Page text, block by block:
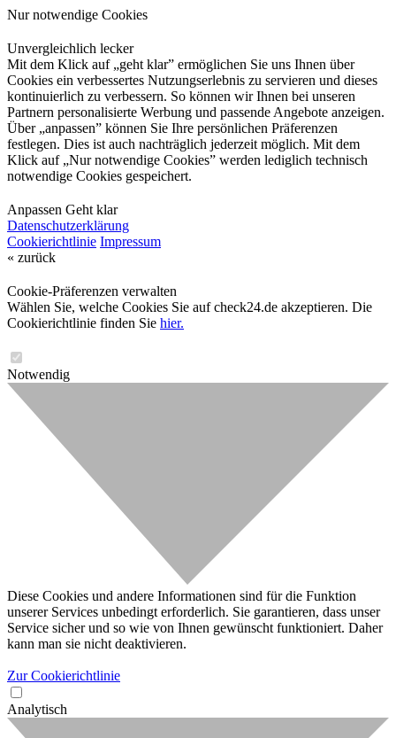
Nur notwendige Cookies
Unvergleichlich lecker
Mit dem Klick auf „geht klar” ermöglichen Sie uns Ihnen über
Cookies ein verbessertes Nutzungserlebnis zu servieren und dieses
kontinuierlich zu verbessern. So können wir Ihnen bei unseren
Partnern personalisierte Werbung und passende Angebote anzeigen.
Über „anpassen” können Sie Ihre persönlichen Präferenzen
festlegen. Dies ist auch nachträglich jederzeit möglich. Mit dem
Klick auf „Nur notwendige Cookies” werden lediglich technisch
notwendige Cookies gespeichert.
Anpassen Geht klar
Datenschutzerklärung
Cookierichtlinie Impressum
« zurück
Cookie-Präferenzen verwalten
Wählen Sie, welche Cookies Sie auf check24.de akzeptieren. Die
Cookierichtlinie finden Sie hier.
Notwendig
Diese Cookies und andere Informationen sind für die Funktion
unserer Services unbedingt erforderlich. Sie garantieren, dass unser
Service sicher und so wie von Ihnen gewünscht funktioniert. Daher
kann man sie nicht deaktivieren.
Zur Cookierichtlinie
Analytisch